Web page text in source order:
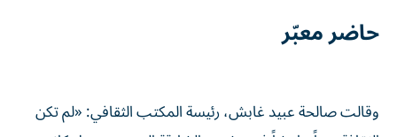
حاضر معبّر
وقالت صالحة عبيد غابش، رئيسة المكتب الثقافي: «لم تكن